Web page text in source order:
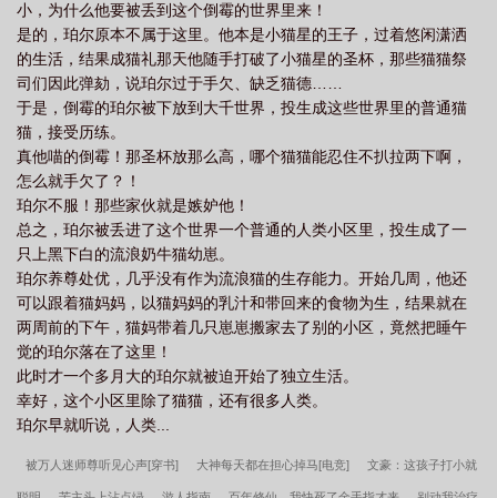
小，为什么他要被丢到这个倒霉的世界里来！
是的，珀尔原本不属于这里。他本是小猫星的王子，过着悠闲潇洒
的生活，结果成猫礼那天他随手打破了小猫星的圣杯，那些猫猫祭
司们因此弹劾，说珀尔过于手欠、缺乏猫德……
于是，倒霉的珀尔被下放到大千世界，投生成这些世界里的普通猫
猫，接受历练。
真他喵的倒霉！那圣杯放那么高，哪个猫猫能忍住不扒拉两下啊，
怎么就手欠了？！
珀尔不服！那些家伙就是嫉妒他！
总之，珀尔被丢进了这个世界一个普通的人类小区里，投生成了一
只上黑下白的流浪奶牛猫幼崽。
珀尔养尊处优，几乎没有作为流浪猫的生存能力。开始几周，他还
可以跟着猫妈妈，以猫妈妈的乳汁和带回来的食物为生，结果就在
两周前的下午，猫妈带着几只崽崽搬家去了别的小区，竟然把睡午
觉的珀尔落在了这里！
此时才一个多月大的珀尔就被迫开始了独立生活。
幸好，这个小区里除了猫猫，还有很多人类。
珀尔早就听说，人类...
被万人迷师尊听见心声[穿书] 大神每天都在担心掉马[电竞] 文豪：这孩子打小就